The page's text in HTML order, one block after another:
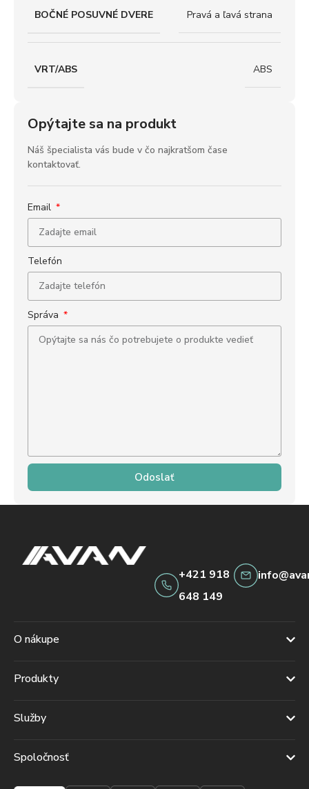
BOČNÉ POSUVNÉ DVERE Pravá a ľavá strana
VRT/ABS ABS
Opýtajte sa na produkt
Náš špecialista vás bude v čo najkratšom čase
kontaktovať.
Email
Telefón
Správa
Odoslať
+421 918
648 149
O nákupe
Produkty
Služby
Spoločnosť